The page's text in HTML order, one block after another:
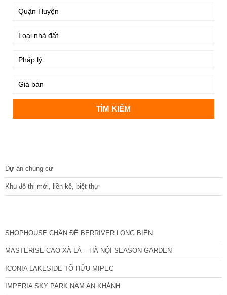
Dự án chung cư
Khu đô thị mới, liền kề, biệt thự
SHOPHOUSE CHÂN ĐẾ BERRIVER LONG BIÊN
MASTERISE CAO XÀ LÁ – HÀ NỘI SEASON GARDEN
ICONIA LAKESIDE TỐ HỮU MIPEC
IMPERIA SKY PARK NAM AN KHÁNH